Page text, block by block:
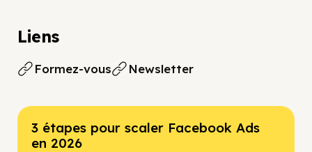
Liens
Formez-vous Newsletter
3 étapes pour scaler Facebook Ads
en 2026